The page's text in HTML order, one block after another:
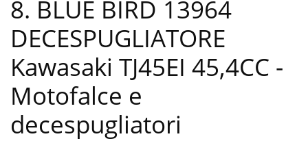
8. BLUE BIRD 13964
DECESPUGLIATORE
Kawasaki TJ45EI 45,4CC -
Motofalce e
decespugliatori